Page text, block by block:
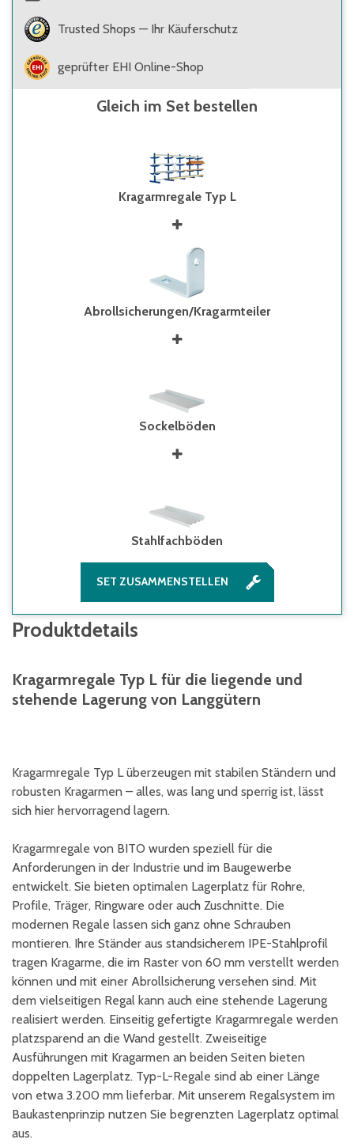
Trusted Shops — Ihr Käuferschutz
geprüfter EHI Online-Shop
Gleich im Set bestellen
Kragarmregale Typ L
Abrollsicherungen/Kragarmteiler
Sockelböden
Stahlfachböden
SET ZUSAMMENSTELLEN
Produktdetails
Kragarmregale Typ L für die liegende und
stehende Lagerung von Langgütern
Kragarmregale Typ L überzeugen mit stabilen Ständern und
robusten Kragarmen – alles, was lang und sperrig ist, lässt
sich hier hervorragend lagern.
Kragarmregale von BITO wurden speziell für die
Anforderungen in der Industrie und im Baugewerbe
entwickelt. Sie bieten optimalen Lagerplatz für Rohre,
Profile, Träger, Ringware oder auch Zuschnitte. Die
modernen Regale lassen sich ganz ohne Schrauben
montieren. Ihre Ständer aus standsicherem IPE-Stahlprofil
tragen Kragarme, die im Raster von 60 mm verstellt werden
können und mit einer Abrollsicherung versehen sind. Mit
dem vielseitigen Regal kann auch eine stehende Lagerung
realisiert werden. Einseitig gefertigte Kragarmregale werden
platzsparend an die Wand gestellt. Zweiseitige
Ausführungen mit Kragarmen an beiden Seiten bieten
doppelten Lagerplatz. Typ-L-Regale sind ab einer Länge
von etwa 3.200 mm lieferbar. Mit unserem Regalsystem im
Baukastenprinzip nutzen Sie begrenzten Lagerplatz optimal
aus.